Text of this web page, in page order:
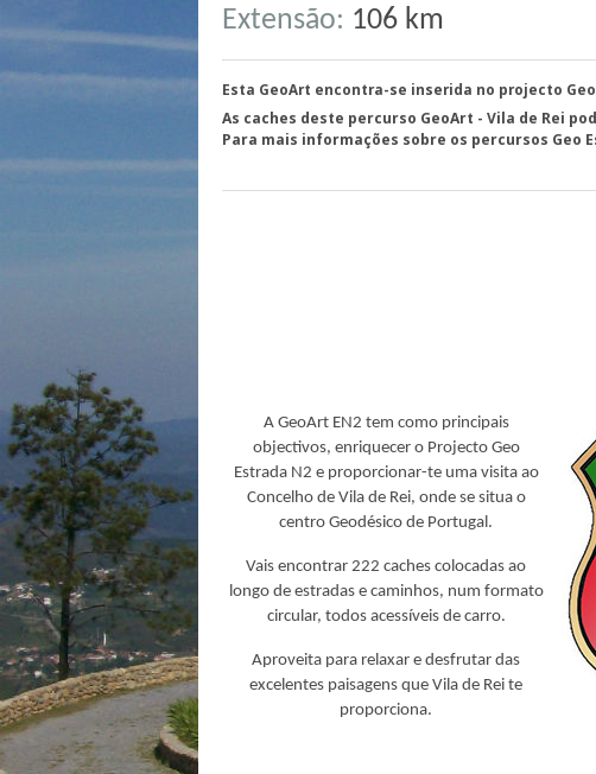
Extensão: 106 km
Esta GeoArt encontra-se inserida no projecto
As caches deste percurso GeoArt - Vila de Rei
Para mais informações sobre os percursos Geo
A GeoArt EN2 tem como principais
objectivos, enriquecer o Projecto Geo
Estrada N2 e proporcionar-te uma visita ao
Concelho de Vila de Rei, onde se situa o
centro Geodésico de Portugal.
Vais encontrar 222 caches colocadas ao
longo de estradas e caminhos, num formato
circular, todos acessíveis de carro.
Aproveita para relaxar e desfrutar das
excelentes paisagens que Vila de Rei te
proporciona.